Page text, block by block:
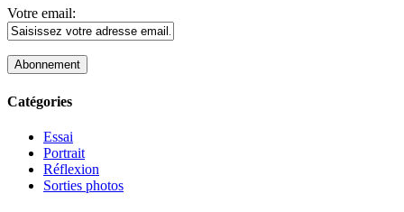
Votre email:
Catégories
Essai
Portrait
Réflexion
Sorties photos